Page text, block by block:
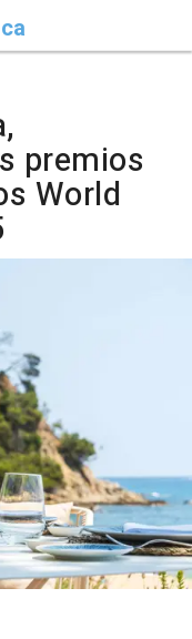
premios
World